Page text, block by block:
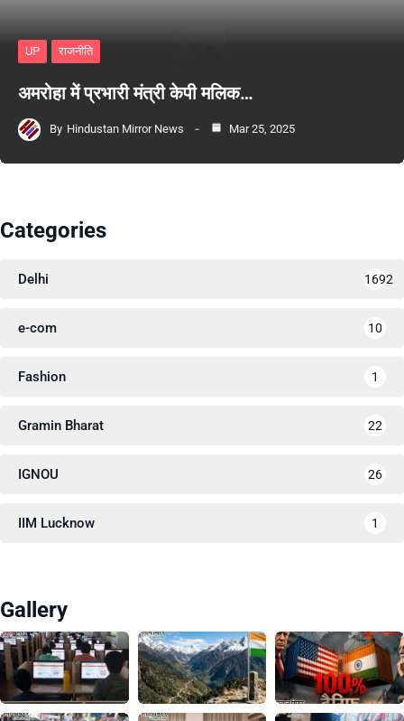
UP राजनीति
अमरोहा में प्रभारी मंत्री केपी मलिक…
By Hindustan Mirror News Mar 25, 2025
Categories
Delhi 1692
e-com 10
Fashion 1
Gramin Bharat 22
IGNOU 26
IIM Lucknow 1
Gallery